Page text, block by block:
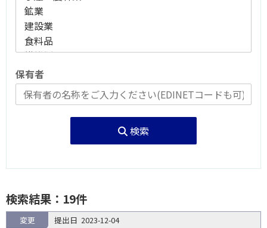
保有者
検索
検索結果：19件
2023-12-04
変更